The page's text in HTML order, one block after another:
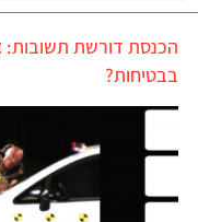
הכנסת דורשת תשובות:
בבטיחות?